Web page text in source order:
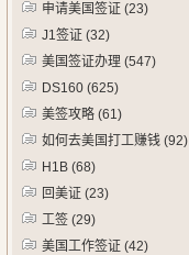
申请美国签证 (23)
J1签证 (32)
美国签证办理 (547)
DS160 (625)
美签攻略 (61)
如何去美国打工赚钱 (92)
H1B (68)
回美证 (23)
工签 (29)
美国工作签证 (42)